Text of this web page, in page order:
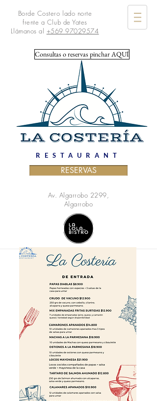
Borde Costero lado norte
frente a Club de Yates
Llámanos al +569 97029574
Consultas o reservas pinchar AQUÍ
RESTAURANT
RESERVAS
Av. Algarrobo 2299,
Algarrobo